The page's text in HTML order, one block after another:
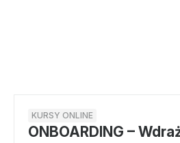
KURSY ONLINE
ONBOARDING –